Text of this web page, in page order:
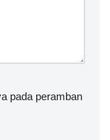
pada peramban